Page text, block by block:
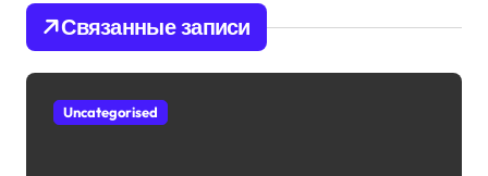
п
о
Связанные записи
Uncategorised